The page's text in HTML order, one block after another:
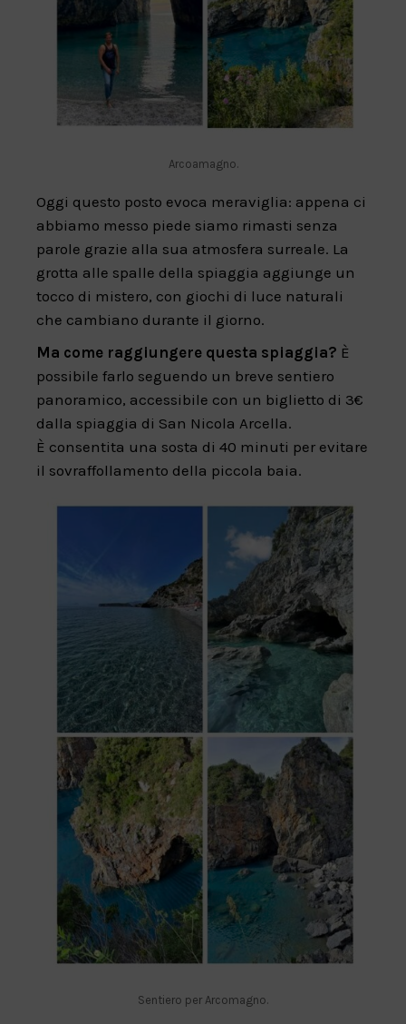
Arcoamagno.
Oggi questo posto evoca meraviglia: appena ci
abbiamo messo piede siamo rimasti senza
parole grazie alla sua atmosfera surreale. La
grotta alle spalle della spiaggia aggiunge un
tocco di mistero, con giochi di luce naturali
che cambiano durante il giorno.
Ma come raggiungere questa spiaggia? È
possibile farlo seguendo un breve sentiero
panoramico, accessibile con un biglietto di 3€
dalla spiaggia di San Nicola Arcella.
È consentita una sosta di 40 minuti per evitare
il sovraffollamento della piccola baia.
Sentiero per Arcomagno.